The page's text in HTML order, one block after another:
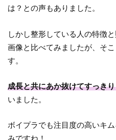
は？との声もありました。
しかし整形している人の特徴
画像と比べてみましたが、そ
す。
成長と共にあか抜けてすっき
いました。
ボイプラでも注目度の高いキ